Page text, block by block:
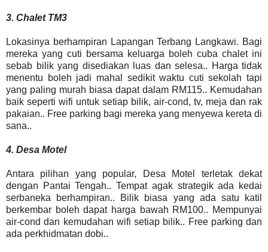
3. Chalet TM3
Lokasinya berhampiran Lapangan Terbang Langkawi. Bagi
mereka yang cuti bersama keluarga boleh cuba chalet ini
sebab bilik yang disediakan luas dan selesa.. Harga tidak
menentu boleh jadi mahal sedikit waktu cuti sekolah tapi
yang paling murah biasa dapat dalam RM115.. Kemudahan
baik seperti wifi untuk setiap bilik, air-cond, tv, meja dan rak
pakaian.. Free parking bagi mereka yang menyewa kereta di
sana..
4. Desa Motel
Antara pilihan yang popular, Desa Motel terletak dekat
dengan Pantai Tengah.. Tempat agak strategik ada kedai
serbaneka berhampiran.. Bilik biasa yang ada satu katil
berkembar boleh dapat harga bawah RM100.. Mempunyai
air-cond dan kemudahan wifi setiap bilik.. Free parking dan
ada perkhidmatan dobi..